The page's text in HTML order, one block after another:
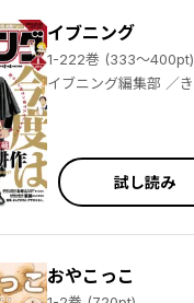
イブニング
1-222巻 (333～400pt)
イブニング編集部 ／きくち正太 ／さくらい ／竹本真 ／猪乙くろ ／真船一雄 ／大間九郎 ／忠見周 ／小林銅蟲 ／菜央こりん ／平本アキラ ／天樹征丸 ／さとうふみや ／となりける ／『四月一日さん家の』製作委員会 ／吉田基已 ／みずしな孝之 ／水城せとな ／森恒二 ／出端祐大 ／恵本裕子 ／小林まこと ／矢口高雄 ／立沢克美 ／小堀真 ／冬目景 ／小林賢太郎 ／朱戸アオ ／ウラモトユウコ ／三原すばる ／福満しげゆき ／原田繭 ／とりのなん子 ／木城ゆきと ／柴田ヨクサル ／奥浩哉 ／弘兼憲史 ／日本橋ヨヲコ ／木内亨 ／百田尚樹
試し読み
おやこっこ